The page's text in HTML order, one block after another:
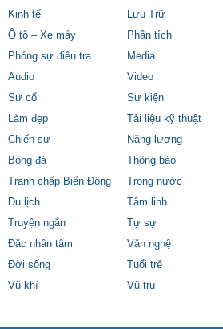
Kinh tế
Lưu Trữ
Ô tô – Xe máy
Phân tích
Phóng sự điều tra
Media
Audio
Video
Sự cố
Sự kiện
Làm đẹp
Tài liệu kỹ thuật
Chiến sự
Năng lượng
Bóng đá
Thông báo
Tranh chấp Biển Đông
Trong nước
Du lịch
Tâm linh
Truyện ngắn
Tự sự
Đắc nhân tâm
Văn nghệ
Đời sống
Tuổi trẻ
Vũ khí
Vũ trụ